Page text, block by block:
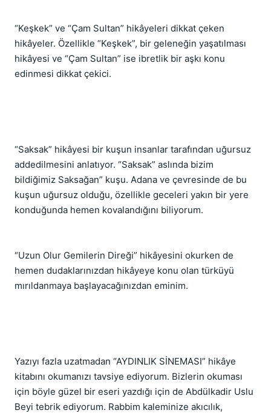
“Keşkek” ve “Çam Sultan” hikâyeleri dikkat çeken
hikâyeler. Özellikle “Keşkek”, bir geleneğin yaşatılması
hikâyesi ve “Çam Sultan” ise ibretlik bir aşkı konu
edinmesi dikkat çekici.
“Saksak” hikâyesi bir kuşun insanlar tarafından uğursuz
addedilmesini anlatıyor. “Saksak” aslında bizim
bildiğimiz Saksağan” kuşu. Adana ve çevresinde de bu
kuşun uğursuz olduğu, özellikle geceleri yakın bir yere
konduğunda hemen kovalandığını biliyorum.
“Uzun Olur Gemilerin Direği” hikâyesini okurken de
hemen dudaklarınızdan hikâyeye konu olan türküyü
mırıldanmaya başlayacağınızdan eminim.
Yazıyı fazla uzatmadan “AYDINLIK SİNEMASI” hikâye
kitabını okumanızı tavsiye ediyorum. Bizlerin okuması
için böyle güzel bir eseri yazdığı için de Abdülkadir Uslu
Beyi tebrik ediyorum. Rabbim kaleminize akıcılık,